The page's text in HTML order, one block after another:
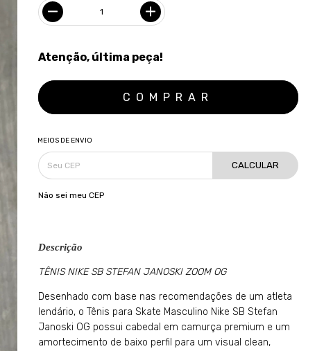
Atenção, última peça!
MEIOS DE ENVIO
CALCULAR
Não sei meu CEP
Descrição
TÊNIS NIKE SB STEFAN JANOSKI ZOOM OG
Desenhado com base nas recomendações de um atleta
lendário, o Tênis para Skate Masculino Nike SB Stefan
Janoski OG possui cabedal em camurça premium e um
amortecimento de baixo perfil para um visual clean,